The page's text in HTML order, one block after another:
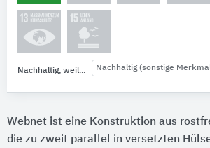
Nachhaltig, weil... Nachhaltig (sonstige
Webnet ist eine Konstruktion aus
die zu zweit parallel in versetzten